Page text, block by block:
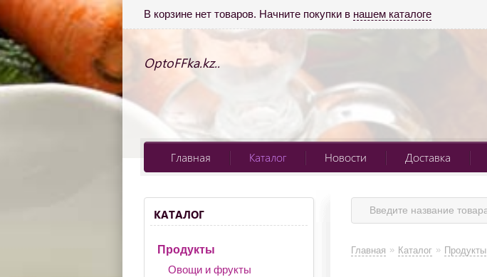
В корзине нет товаров. Начните покупки в нашем каталоге
OptoFFka.kz..
Главная Каталог Новости Доставка
КАТАЛОГ
Продукты
Овощи и фрукты
Главная » Каталог » Продукты